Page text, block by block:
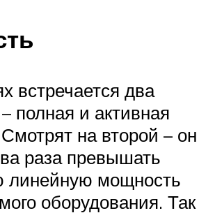
встречается два
полная и активная
на второй – он
раза превышать
линейную мощность
оборудования. Так